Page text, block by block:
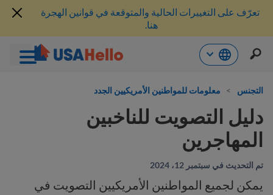
إلى
تعرّف على التغييرات الحالية والمتوقعة في قوانين الهجرة
هنا.
التجنس > معلومات للمواطنين الأمريكيين الجدد
دليل التصويت للناخبين
المهاجرين
تم التحديث في سبتمبر 12، 2024
يمكن لجميع المواطنين الأمريكيين التصويت في